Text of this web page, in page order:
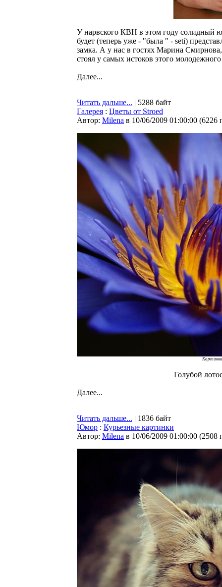
У нарвского КВН в этом году солидный
будет (теперь уже - "была " - seti)
замка. А у нас в гостях Марина
стоял у самых истоков этого
Далее...
Читать дальше... | 5288 байт
Галерея : Цветы от Stroed
Автор: Milena в 10/06/2009 01:00:00 (6226
Картинки
Голубой
Далее...
Читать дальше... | 1836 байт
Юмор : Курьезные картинки
Автор: Milena в 10/06/2009 01:00:00 (2508